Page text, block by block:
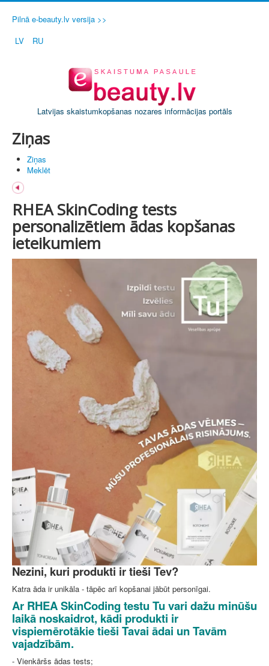
Pilnā e-beauty.lv versija >>
LV
RU
Latvijas skaistumkopšanas nozares informācijas portāls
Ziņas
Ziņas
Meklēt
RHEA SkinCoding tests
personalizētiem ādas kopšanas
ieteikumiem
Nezini, kuri produkti ir tieši Tev?
Katra āda ir unikāla - tāpēc arī kopšanai jābūt personīgai.
Ar RHEA SkinCoding testu Tu vari dažu minūšu
laikā noskaidrot, kādi produkti ir
vispiemērotākie tieši Tavai ādai un Tavām
vajadzībām.
- Vienkāršs ādas tests;